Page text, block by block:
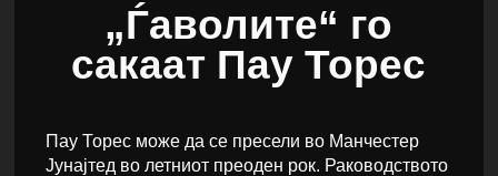
„Ѓаволите“ го
сакаат Пау Торес
Пау Торес може да се пресели во Манчестер
Јунајтед во летниот преоден рок. Раководството